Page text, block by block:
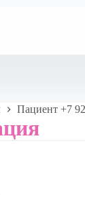
Пациент +7